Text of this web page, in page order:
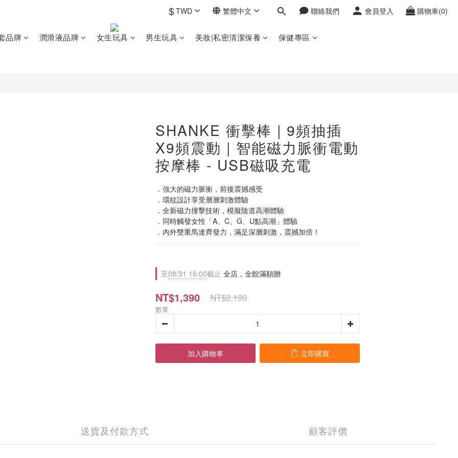
$TWD 繁體中文 聯絡我們 會員登入 購物車(0)
品牌 潤滑液品牌 女生玩具 男生玩具 美妝|私密清潔保養 保健專區
SHANKE 衝擊棒 | 9頻抽插
X9頻震動 | 智能磁力脈衝電動
按摩棒 - USB磁吸充電
．強大的磁力脈衝，前後震撼感受
．環紋設計享受層層刺激體驗
．全新磁力撞擊技術，模擬陰道高潮體驗
．同時觸發女性「A、C、G、U點高潮」體驗
．內外雙重馬達齊發力，滿足深層刺激，震撼加倍！
至08/31 16:00截止 全店，全館滿額贈
NT$1,390 NT$2,190
數量
加入購物車 立即購買
送貨及付款方式 顧客評價
立即購買